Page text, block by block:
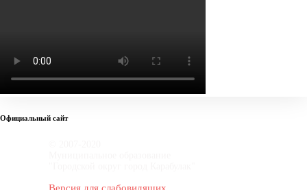
Официальный сайт